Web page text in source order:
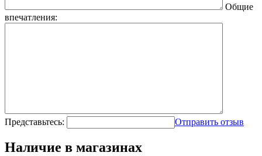
Общие
впечатления:
Представьтесь: Отправить отзыв
Наличие в магазинах